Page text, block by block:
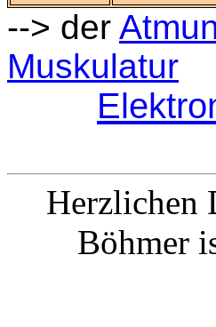
--> der
Muskulatur
Herzlichen
Böhmer